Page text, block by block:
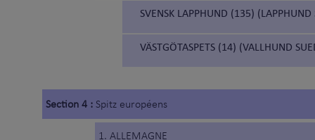
SVENSK LAPPHUND (135) (LAPPHUND
VÄSTGÖTASPETS (14) (VALLHUND
Section 4 : Spitz européens
1. ALLEMAGNE